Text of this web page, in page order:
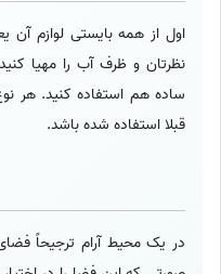
اول از همه بایستی لوازم
نظرتان و ظرف آب را مهیا
ساده هم استفاده کنید. هر
قبلا استفاده شده باشد.
در یک محیط آرام ترجیحاً